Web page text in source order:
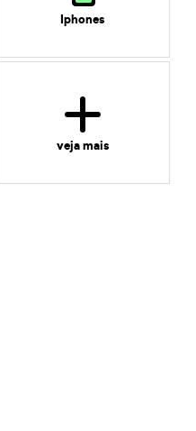
Iphones
veja mais